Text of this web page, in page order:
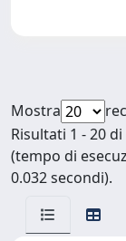
Mostra
Risultati 1 - 20 di
(tempo di
0.032 secondi).